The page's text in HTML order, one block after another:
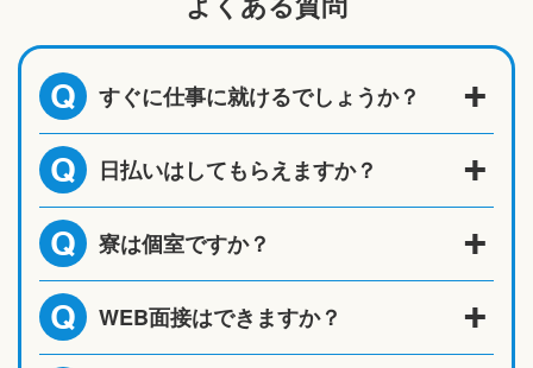
Q すぐに仕事に就けるでしょうか？
Q 日払いはしてもらえますか？
Q 寮は個室ですか？
Q WEB面接はできますか？